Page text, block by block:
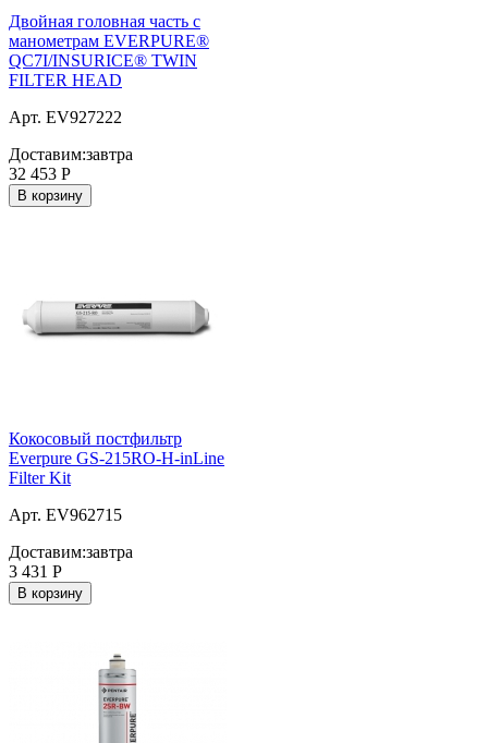
Двойная головная часть с
манометрам EVERPURE®
QC7I/INSURICE® TWIN
FILTER HEAD
Арт. EV927222
Доставим:завтра
32 453 Р
В корзину
Кокосовый постфильтр
Everpure GS-215RO-H-inLine
Filter Kit
Арт. EV962715
Доставим:завтра
3 431 Р
В корзину